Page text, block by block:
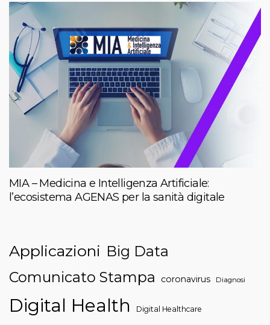
MIA – Medicina e Intelligenza Artificiale:
l’ecosistema AGENAS per la sanità digitale
Applicazioni Big Data
Comunicato Stampa
coronavirus Diagnosi
Digital Health Digital Healthcare